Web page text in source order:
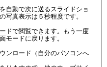
自動で次に送るスライドショ
写真表示は５秒程度です。
ドで閲覧できます。もう一度
モードに戻ります。
ンロード（自分のパソコンへ